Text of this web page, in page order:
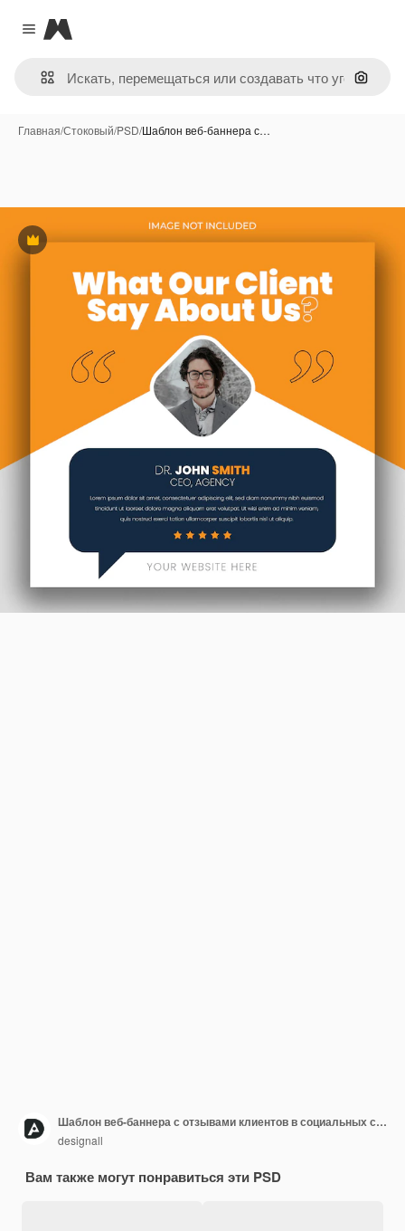
Close menu
Magnific
Поиск
Главная/Стоковый/PSD/Шаблон веб-баннера с…
Премиум
Шаблон веб-баннера с отзывами клиентов в социальных сетях
designall
Вам также могут понравиться эти PSD